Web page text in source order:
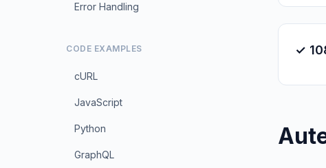
Error Handling
CODE EXAMPLES
cURL
JavaScript
Python
GraphQL
✓